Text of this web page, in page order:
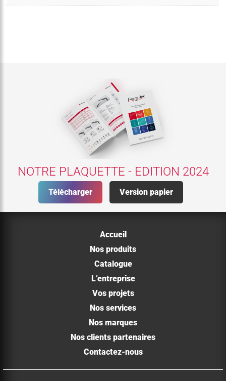
NOTRE PLAQUETTE - EDITION 2024
Télécharger Version papier
Accueil
Nos produits
Catalogue
L’entreprise
Vos projets
Nos services
Nos marques
Nos clients partenaires
Contactez-nous